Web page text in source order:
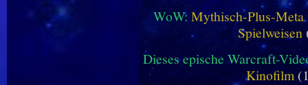
WoW:Mythisch-Plus-Meta
Spielweisen
Dieses epische Warcraft-
Kinofilm